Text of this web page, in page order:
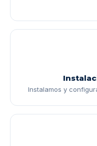
Instalamos y